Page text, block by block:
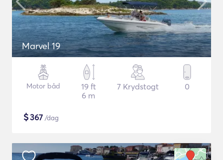
Marvel 19
Motor båd
19 ft
6 m
7 Krydstogt 0
$367 /dag